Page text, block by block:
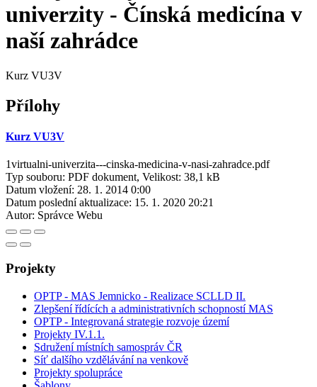
univerzity - Čínská medicína v
naší zahrádce
Kurz VU3V
Přílohy
Kurz VU3V
1virtualni-univerzita---cinska-medicina-v-nasi-zahradce.pdf
Typ souboru: PDF dokument, Velikost: 38,1 kB
Datum vložení: 28. 1. 2014 0:00
Datum poslední aktualizace: 15. 1. 2020 20:21
Autor: Správce Webu
Projekty
OPTP - MAS Jemnicko - Realizace SCLLD II.
Zlepšení řídících a administrativních schopností MAS
OPTP - Integrovaná strategie rozvoje území
Projekty IV.1.1.
Sdružení místních samospráv ČR
Síť dalšího vzdělávání na venkově
Projekty spolupráce